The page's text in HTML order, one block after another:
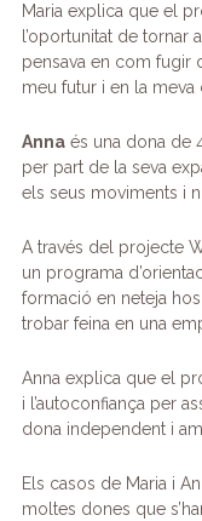
Maria explica que el
l’oportunitat de tornar
pensava en com fugir
meu futur i en la meva
Annaés una dona de
per part de la seva
els seus moviments i
A través del projecte
un programa
formació en neteja
trobar feina en una
Anna explica que el
i l’autoconfiança per
dona independent i
Els casos de Maria i
moltes dones que